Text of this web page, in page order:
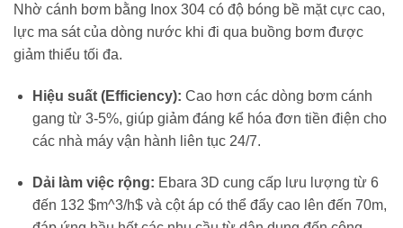
Nhờ cánh bơm bằng Inox 304 có độ bóng bề mặt cực cao,
lực ma sát của dòng nước khi đi qua buồng bơm được
giảm thiểu tối đa.
Hiệu suất (Efficiency): Cao hơn các dòng bơm cánh
gang từ 3-5%, giúp giảm đáng kể hóa đơn tiền điện cho
các nhà máy vận hành liên tục 24/7.
Dải làm việc rộng: Ebara 3D cung cấp lưu lượng từ 6
đến 132 $m^3/h$và cột áp có thể đẩy cao lên đến 70m,